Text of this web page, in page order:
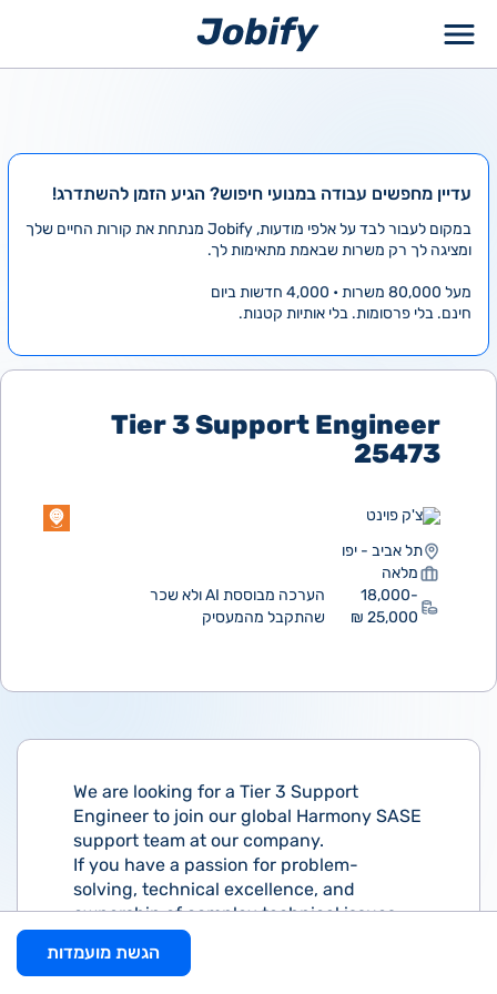
עדיין מחפשים עבודה במנועי חיפוש? הגיע הזמן להשתדרג!
במקום לעבור לבד על אלפי מודעות, Jobify מנתחת את קורות החיים שלך
ומציגה לך רק משרות שבאמת מתאימות לך.
מעל 80,000 משרות • 4,000 חדשות ביום
חינם. בלי פרסומות. בלי אותיות קטנות.
Tier 3 Support Engineer
25473
צ'ק פוינט
תל אביב - יפו
מלאה
18,000-
25,000 ₪
הערכה מבוססת AI ולא שכר
שהתקבל מהמעסיק
We are looking for a Tier 3 Support
Engineer to join our global Harmony SASE
support team at our company.
If you have a passion for problem-
solving, technical excellence, and
ownership of complex technical issues,
we want to hear from you! This role
requires a proactive and customer-
הגשת מועמדות